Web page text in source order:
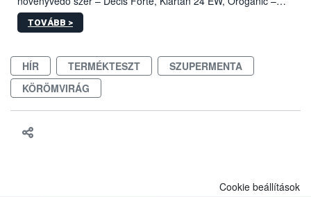
engedélyokiratát módosította, így azok a szüretet követően,
egészen a vesszőérettség (BBCH 91) stádiumáig
érésű szőlőkben is legyen lehetőség a károsító elleni további
védekezésre. Az Oroganic készítmény kis kiszerelésben kiskerti
felhasználók számára is elérhető és ökológiai termesztésben is
engedélyezett.
TOVÁBB >
HÍR TERMÉKTESZT
SZUPERMENTA
KÖRÖMVIRÁG
Cookie beállítások